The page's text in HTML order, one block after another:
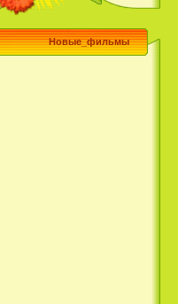
Новые_фильмы